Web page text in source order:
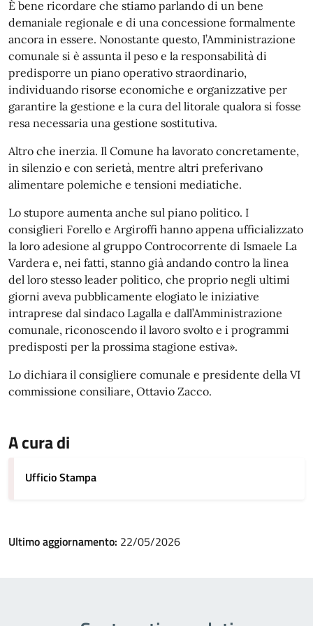
È bene ricordare che stiamo parlando di un bene
demaniale regionale e di una concessione formalmente
ancora in essere. Nonostante questo, l’Amministrazione
comunale si è assunta il peso e la responsabilità di
predisporre un piano operativo straordinario,
individuando risorse economiche e organizzative per
garantire la gestione e la cura del litorale qualora si fosse
resa necessaria una gestione sostitutiva.
Altro che inerzia. Il Comune ha lavorato concretamente,
in silenzio e con serietà, mentre altri preferivano
alimentare polemiche e tensioni mediatiche.
Lo stupore aumenta anche sul piano politico. I
consiglieri Forello e Argiroffi hanno appena ufficializzato
la loro adesione al gruppo Controcorrente di Ismaele La
Vardera e, nei fatti, stanno già andando contro la linea
del loro stesso leader politico, che proprio negli ultimi
giorni aveva pubblicamente elogiato le iniziative
intraprese dal sindaco Lagalla e dall’Amministrazione
comunale, riconoscendo il lavoro svolto e i programmi
predisposti per la prossima stagione estiva».
Lo dichiara il consigliere comunale e presidente della VI
commissione consiliare, Ottavio Zacco.
A cura di
Ufficio Stampa
Ultimo aggiornamento: 22/05/2026